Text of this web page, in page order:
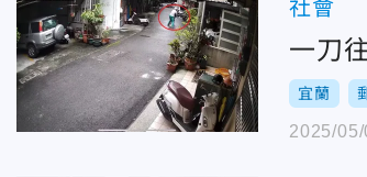
社會
一刀
宜蘭
2025/05/